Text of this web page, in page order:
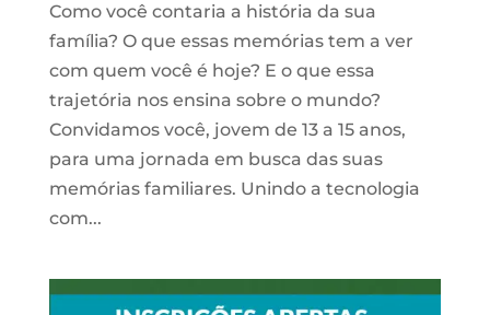
Como você contaria a história da sua
família? O que essas memórias tem a ver
com quem você é hoje? E o que essa
trajetória nos ensina sobre o mundo?
Convidamos você, jovem de 13 a 15 anos,
para uma jornada em busca das suas
memórias familiares. Unindo a tecnologia
com...